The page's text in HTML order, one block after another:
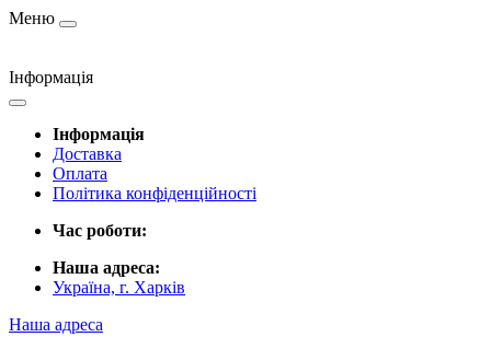
Меню
Інформація
Інформація
Доставка
Оплата
Політика конфіденційності
Час роботи:
Наша адреса:
Україна, г. Харків
Наша адреса